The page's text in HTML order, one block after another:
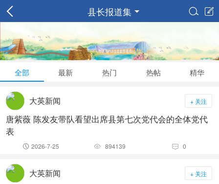
县长报道集 

全部 最新 热门 热帖 精华
大英新闻 + 关注
唐紫薇 陈发友带队看望出席县第七次党代会的全体党代
表
 2026-7-25  894139  0
大英新闻 + 关注